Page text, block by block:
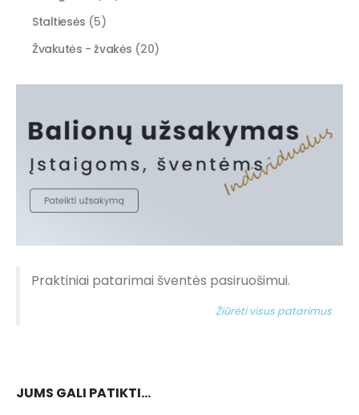
Staltiesės (5)
Žvakutės - žvakės (20)
Praktiniai patarimai šventės pasiruošimui.
Žiūrėti visus patarimus
JUMS GALI PATIKTI…